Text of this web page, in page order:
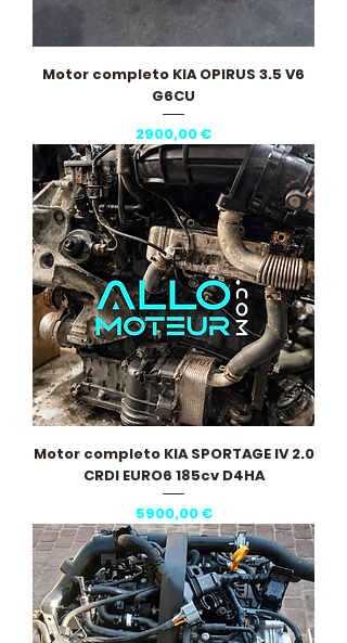
Motor completo KIA OPIRUS 3.5 V6
G6CU
Precio
2900,00 €
Motor completo KIA SPORTAGE IV 2.0
CRDI EURO6 185cv D4HA
Precio
5900,00 €